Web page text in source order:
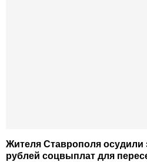
Жителя Ставрополя осудили
рублей соцвыплат для